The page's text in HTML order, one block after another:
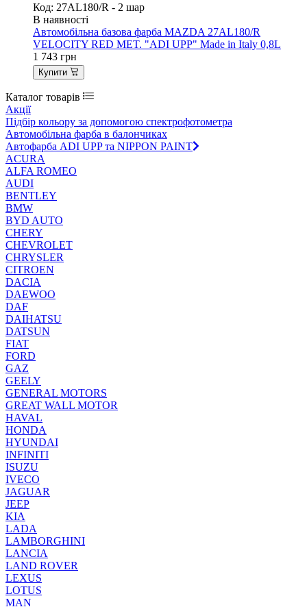
Код: 27AL180/R - 2 шар
В наявності
Автомобільна базова фарба MAZDA 27AL180/R
VELOCITY RED MET. "ADI UPP" Made in Italy 0,8L
1 743 грн
Купити
Каталог товарів
Акції
Підбір кольору за допомогою спектрофотометра
Автомобільна фарба в балончиках
Автофарба ADI UPP та NIPPON PAINT
ACURA
ALFA ROMEO
AUDI
BENTLEY
BMW
BYD AUTO
CHERY
CHEVROLET
CHRYSLER
CITROEN
DACIA
DAEWOO
DAF
DAIHATSU
DATSUN
FIAT
FORD
GAZ
GEELY
GENERAL MOTORS
GREAT WALL MOTOR
HAVAL
HONDA
HYUNDAI
INFINITI
ISUZU
IVECO
JAGUAR
JEEP
KIA
LADA
LAMBORGHINI
LANCIA
LAND ROVER
LEXUS
LOTUS
MAN